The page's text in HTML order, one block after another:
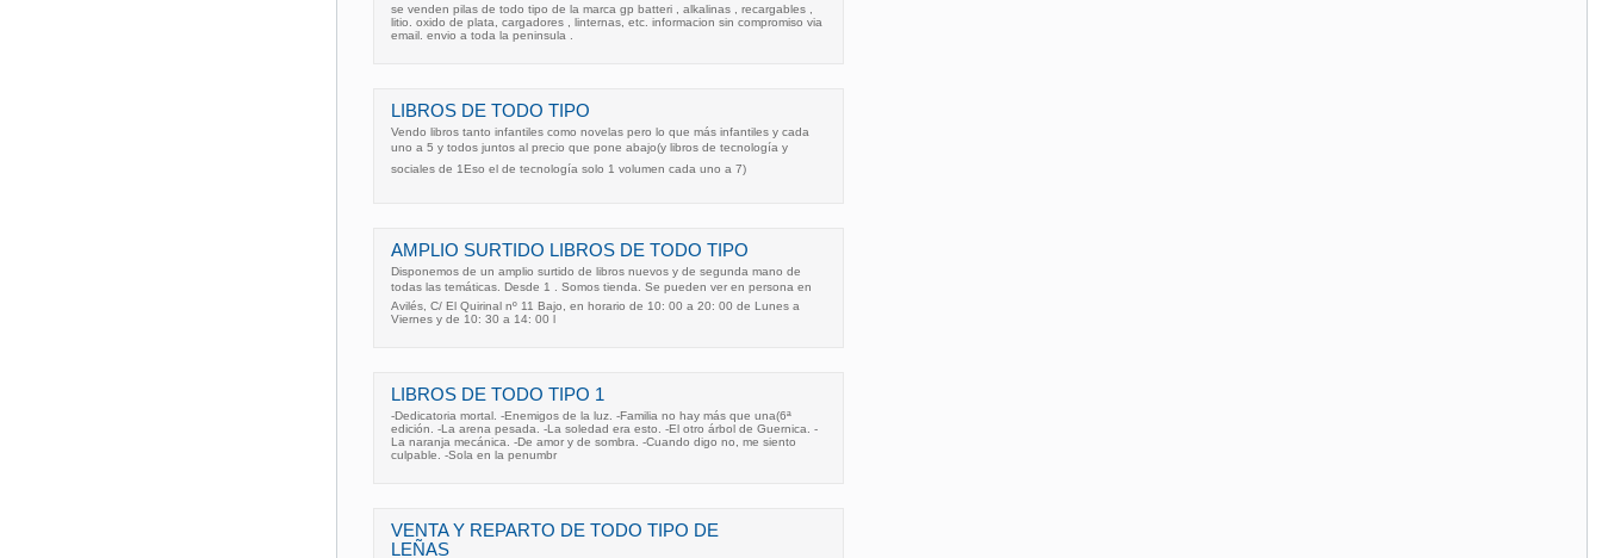
se venden pilas de todo tipo de la marca gp batteri , alkalinas , recargables ,
litio. oxido de plata, cargadores , linternas, etc. informacion sin compromiso via
email. envio a toda la peninsula .
LIBROS DE TODO TIPO
Vendo libros tanto infantiles como novelas pero lo que más infantiles y cada
uno a 5 y todos juntos al precio que pone abajo(y libros de tecnología y
sociales de 1Eso el de tecnología solo 1 volumen cada uno a 7)
AMPLIO SURTIDO LIBROS DE TODO TIPO
Disponemos de un amplio surtido de libros nuevos y de segunda mano de
todas las temáticas. Desde 1 . Somos tienda. Se pueden ver en persona en
Avilés, C/ El Quirinal nº 11 Bajo, en horario de 10: 00 a 20: 00 de Lunes a
Viernes y de 10: 30 a 14: 00 l
LIBROS DE TODO TIPO 1
-Dedicatoria mortal. -Enemigos de la luz. -Familia no hay más que una(6ª
edición. -La arena pesada. -La soledad era esto. -El otro árbol de Guernica. -
La naranja mecánica. -De amor y de sombra. -Cuando digo no, me siento
culpable. -Sola en la penumbr
VENTA Y REPARTO DE TODO TIPO DE
LEÑAS